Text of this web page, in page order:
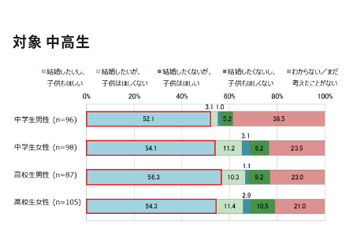
対象 中高生